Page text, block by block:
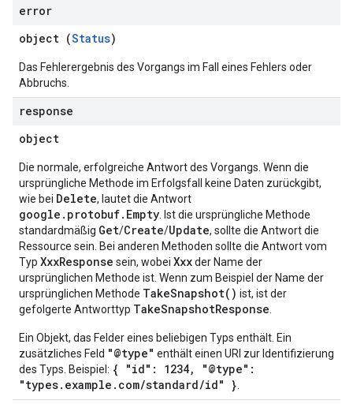
error
object (Status)
Das Fehlerergebnis des Vorgangs im Fall eines Fehlers oder
Abbruchs.
response
object
Die normale, erfolgreiche Antwort des Vorgangs. Wenn die
ursprüngliche Methode im Erfolgsfall keine Daten zurückgibt,
wie bei Delete, lautet die Antwort
google.protobuf.Empty . Ist die ursprüngliche Methode
standardmäßig Get/Create/Update, sollte die Antwort die
Ressource sein. Bei anderen Methoden sollte die Antwort vom
Typ XxxResponse sein, wobei Xxxder Name der
ursprünglichen Methode ist. Wenn zum Beispiel der Name der
ursprünglichen Methode TakeSnapshot() ist, ist der
gefolgerte Antworttyp TakeSnapshotResponse
Ein Objekt, das Felder eines beliebigen Typs enthält. Ein
zusätzliches Feld "@type" enthält einen URI zur Identifizierung
des Typs. Beispiel: { "id": 1234, "@type":
"types.example.com/standard/id" }